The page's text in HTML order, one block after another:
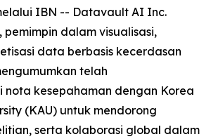
IBN -- Datavault AI Inc.
pemimpin dalam visualisasi,
data berbasis kecerdasan
telah
nota kesepahaman dengan Korea
(KAU) untuk mendorong
serta kolaborasi global dalam